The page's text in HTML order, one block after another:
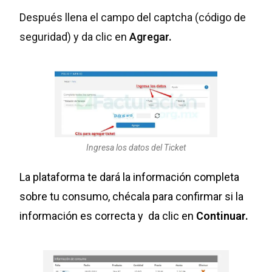
Después llena el campo del captcha (código de
seguridad) y da clic enAgregar.
Ingresa los datos del Ticket
La plataforma te dará la información completa
sobre tu consumo, chécala para confirmar si la
información es correcta y da clic en Continuar.